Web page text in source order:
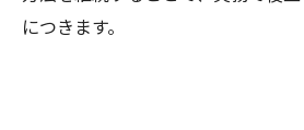
につきます。